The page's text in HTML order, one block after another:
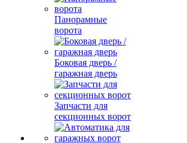
Панорамные
ворота
Боковая дверь /
гаражная дверь
Запчасти для
секционных ворот